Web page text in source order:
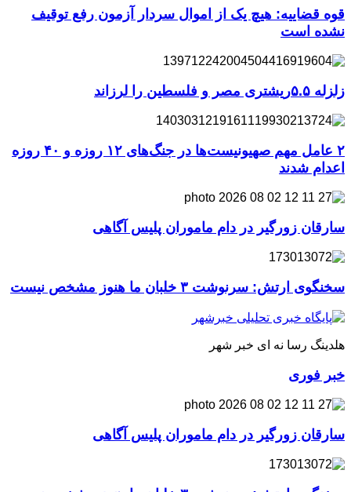
قوه قضاییه: هیچ یک از اموال سردار آزمون رفع توقیف
نشده است
زلزله ۵.۵ریشتری مصر و فلسطین را لرزاند
۲ عامل مهم صهیونیست‌ها در جنگ‌های ۱۲ روزه و ۴۰ روزه
اعدام شدند
سارقان زورگیر در دام ماموران پلیس آگاهی
سخنگوی ارتش: سرنوشت ۳ خلبان ما هنوز مشخص نیست
هلدینگ رسا نه ای خبر شهر
خبر فوری
سارقان زورگیر در دام ماموران پلیس آگاهی